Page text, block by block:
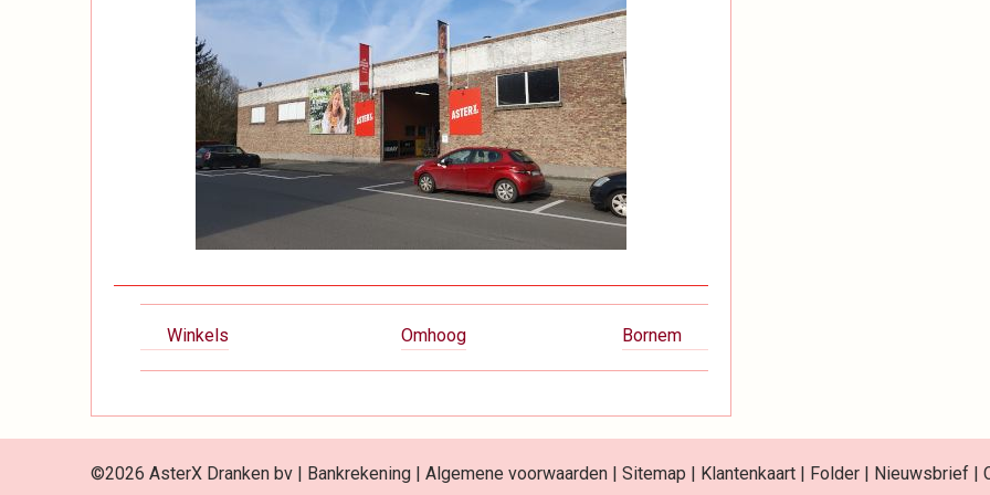
Boeknavigatie-
links
Winkels
Winkels Omhoog Bornem
©2026 AsterX Dranken bv | Bankrekening | Algemene voorwaarden | Sitemap | Klantenkaart | Folder | Nieuwsbrief |